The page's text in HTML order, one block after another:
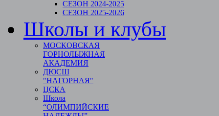
СЕЗОН 2024-2025
СЕЗОН 2025-2026
Школы и клубы
МОСКОВСКАЯ
ГОРНОЛЫЖНАЯ
АКАДЕМИЯ
ДЮСШ
"НАГОРНАЯ"
ЦСКА
Школа
“ОЛИМПИЙСКИЕ